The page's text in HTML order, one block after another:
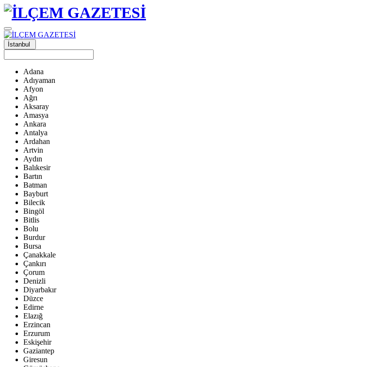
İstanbul
Adana
Adıyaman
Afyon
Ağrı
Aksaray
Amasya
Ankara
Antalya
Ardahan
Artvin
Aydın
Balıkesir
Bartın
Batman
Bayburt
Bilecik
Bingöl
Bitlis
Bolu
Burdur
Bursa
Çanakkale
Çankırı
Çorum
Denizli
Diyarbakır
Düzce
Edirne
Elazığ
Erzincan
Erzurum
Eskişehir
Gaziantep
Giresun